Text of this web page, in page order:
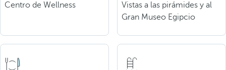
Centro de Wellness
Vistas a las pirámides y al
Gran Museo Egipcio